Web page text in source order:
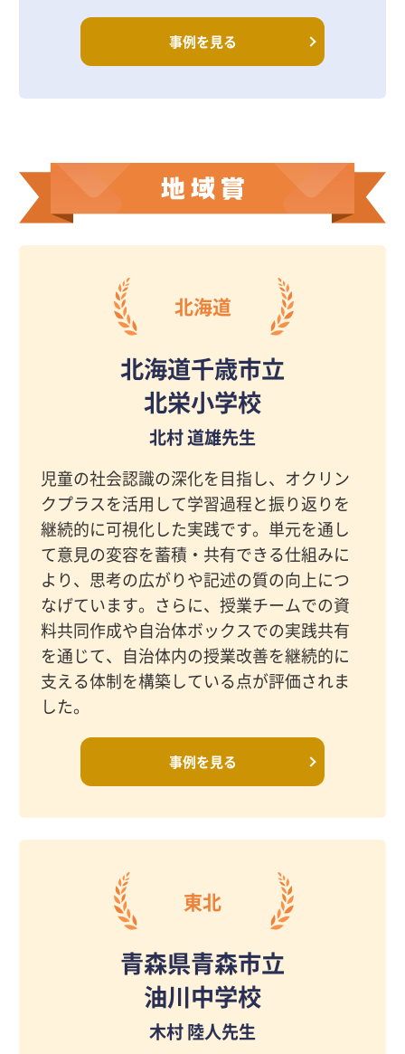
事例を見る
北海道
北海道千歳市立
北栄小学校
北村 道雄先生
児童の社会認識の深化を目指し、オクリン
クプラスを活用して学習過程と振り返りを
継続的に可視化した実践です。単元を通し
て意見の変容を蓄積・共有できる仕組みに
より、思考の広がりや記述の質の向上につ
なげています。さらに、授業チームでの資
料共同作成や自治体ボックスでの実践共有
を通じて、自治体内の授業改善を継続的に
支える体制を構築している点が評価されま
した。
事例を見る
東北
青森県青森市立
油川中学校
木村 陸人先生